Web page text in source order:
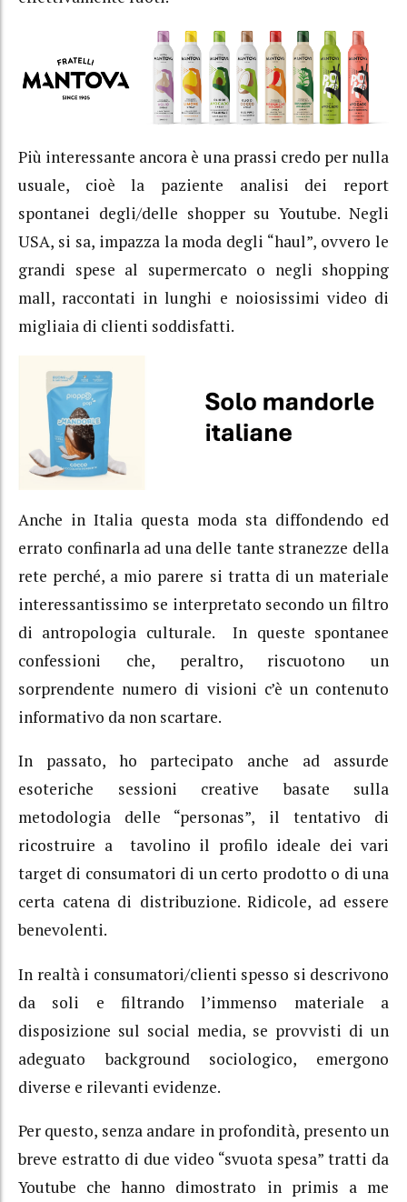
Più interessante ancora è una prassi credo per nulla
usuale, cioè la paziente analisi dei report
spontanei degli/delle shopper su Youtube. Negli
USA, si sa, impazza la moda degli “haul”, ovvero le
grandi spese al supermercato o negli shopping
mall, raccontati in lunghi e noiosissimi video di
migliaia di clienti soddisfatti.
Anche in Italia questa moda sta diffondendo ed
errato confinarla ad una delle tante stranezze della
rete perché, a mio parere si tratta di un materiale
interessantissimo se interpretato secondo un filtro
di antropologia culturale. In queste spontanee
confessioni che, peraltro, riscuotono un
sorprendente numero di visioni c’è un contenuto
informativo da non scartare.
In passato, ho partecipato anche ad assurde
esoteriche sessioni creative basate sulla
metodologia delle “personas”, il tentativo di
ricostruire a tavolino il profilo ideale dei vari
target di consumatori di un certo prodotto o di una
certa catena di distribuzione. Ridicole, ad essere
benevolenti.
In realtà i consumatori/clienti spesso si descrivono
da soli e filtrando l’immenso materiale a
disposizione sul social media, se provvisti di un
adeguato background sociologico, emergono
diverse e rilevanti evidenze.
Per questo, senza andare in profondità, presento un
breve estratto di due video “svuota spesa” tratti da
Youtube che hanno dimostrato in primis a me